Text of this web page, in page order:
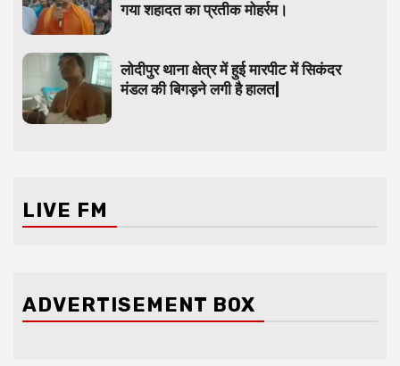
गया शहादत का प्रतीक मोहर्रम।
लोदीपुर थाना क्षेत्र में हुई मारपीट में सिकंदर
मंडल की बिगड़ने लगी है हालत|
LIVE FM
ADVERTISEMENT BOX